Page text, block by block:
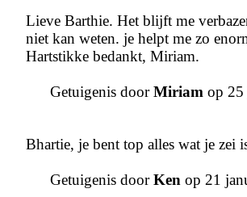
Lieve Barthie. Het blijft me
niet kan weten. je helpt me zo
Hartstikke bedankt, Miriam.
Getuigenis doorMiriam op 25
Bhartie, je bent top alles wat je zei
Getuigenis doorKen op 21